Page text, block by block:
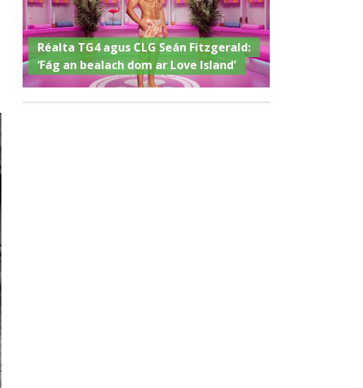
Réalta TG4 agus CLG Seán Fitzgerald:
‘Fág an bealach dom ar Love Island’